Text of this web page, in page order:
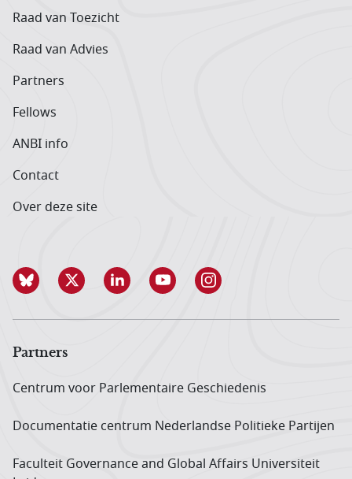
Raad van Toezicht
Raad van Advies
Partners
Fellows
ANBI info
Contact
Over deze site
Partners
Centrum voor Parlementaire Geschiedenis
Documentatie centrum Neder­landse Politieke Partijen
Faculteit Governance and Global Affairs Universiteit